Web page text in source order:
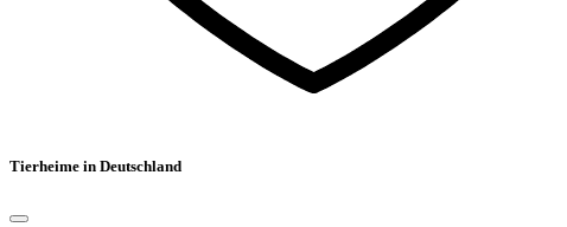
Tierheime in Deutschland